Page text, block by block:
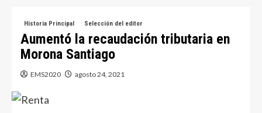
Historia Principal Selección del editor
Aumentó la recaudación tributaria en
Morona Santiago
EMS2020 agosto 24, 2021